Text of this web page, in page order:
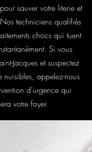
sauver votre literie et
techniciens qualifiés
chocs qui tuent
Si vous
Jacques et suspectez
nuisibles, appelez-nous
d'urgence qui
votre foyer.